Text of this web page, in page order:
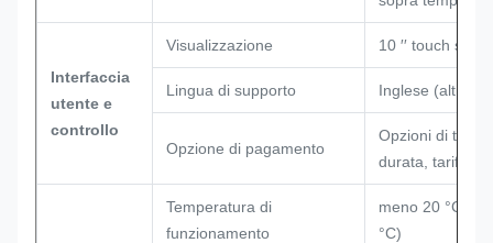
Interfaccia
utente e
controllo
Visualizzazione 10 ′′ touch
Lingua di supporto Inglese (altre
Opzione di pagamento
Opzioni di
durata, tariffa
Temperatura di
funzionamento
meno 20 °C a
°C)